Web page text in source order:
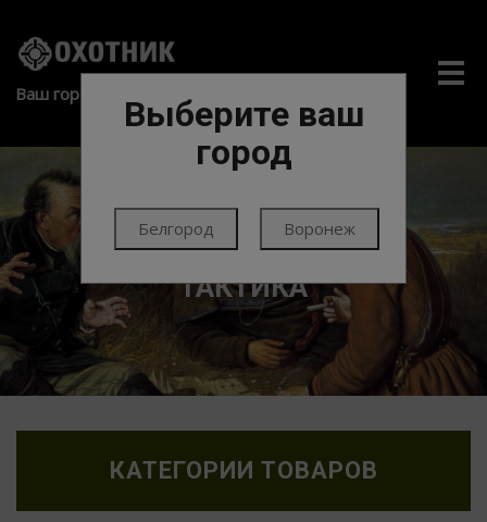
Ваш город:
Выберите ваш
город
Белгород Воронеж
ГЛАВНАЯ ЭКИПИРОВКА КОБУРЫ
ТАКТИКА
КАТЕГОРИИ ТОВАРОВ